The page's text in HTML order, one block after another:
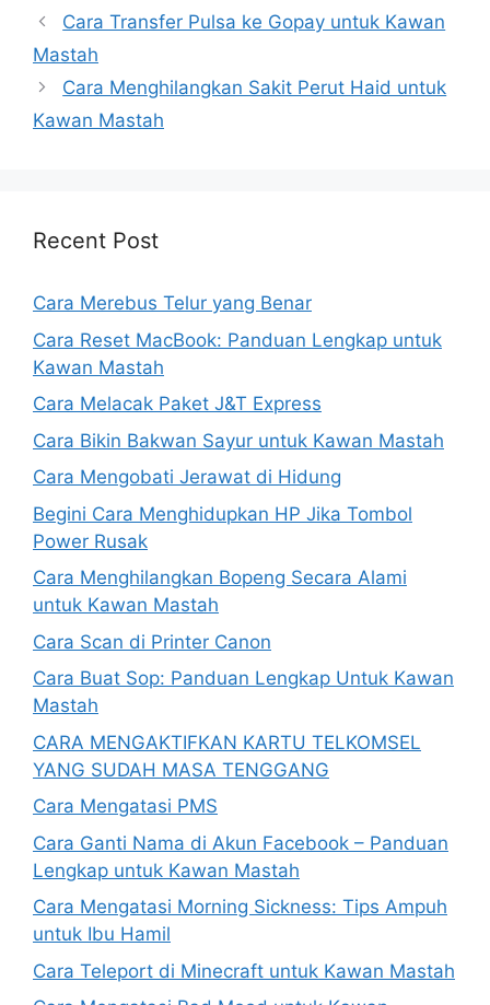
Cara Transfer Pulsa ke Gopay untuk Kawan
Mastah
Cara Menghilangkan Sakit Perut Haid untuk
Kawan Mastah
Recent Post
Cara Merebus Telur yang Benar
Cara Reset MacBook: Panduan Lengkap untuk
Kawan Mastah
Cara Melacak Paket J&T Express
Cara Bikin Bakwan Sayur untuk Kawan Mastah
Cara Mengobati Jerawat di Hidung
Begini Cara Menghidupkan HP Jika Tombol
Power Rusak
Cara Menghilangkan Bopeng Secara Alami
untuk Kawan Mastah
Cara Scan di Printer Canon
Cara Buat Sop: Panduan Lengkap Untuk Kawan
Mastah
CARA MENGAKTIFKAN KARTU TELKOMSEL
YANG SUDAH MASA TENGGANG
Cara Mengatasi PMS
Cara Ganti Nama di Akun Facebook – Panduan
Lengkap untuk Kawan Mastah
Cara Mengatasi Morning Sickness: Tips Ampuh
untuk Ibu Hamil
Cara Teleport di Minecraft untuk Kawan Mastah